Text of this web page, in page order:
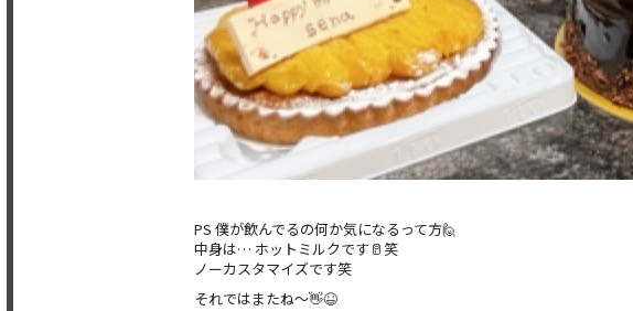
PS 僕が飲んでるの何か気になるって方🙋
中身は… ホットミルクです🥛笑
ノーカスタマイズです笑
それではまたね〜👋😆